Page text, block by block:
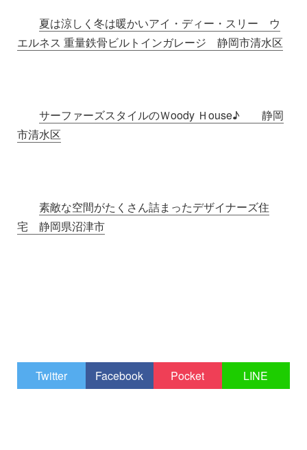
夏は涼しく冬は暖かいアイ・ディー・スリー ウ
エルネス 重量鉄骨ビルトインガレージ 静岡市清水区
サーファーズスタイルのＷoody Ｈouse♪ 静岡
市清水区
素敵な空間がたくさん詰まったデザイナーズ住
宅 静岡県沼津市
Twitter Facebook Pocket LINE